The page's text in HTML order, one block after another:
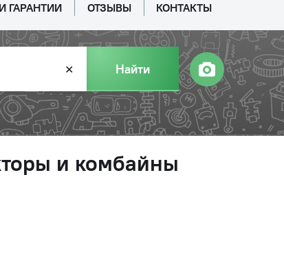
ГАРАНТИИ ОТЗЫВЫ КОНТАКТЫ
✕ Найти
и комбайны